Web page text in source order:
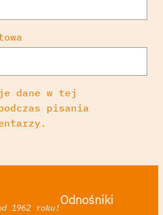
dane w tej
pisania
1962 roku!Odnośniki